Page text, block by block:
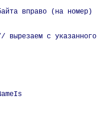
вправо (на номер)
с